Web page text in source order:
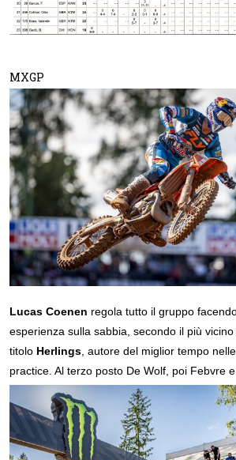
MXGP
Lucas Coenen regola tutto il gruppo
esperienza sulla sabbia, secondo il più
titolo Herlings, autore del miglior tempo
practice. Al terzo posto De Wolf, poi Febvre